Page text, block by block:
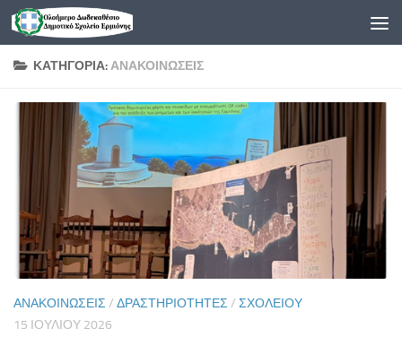
Skip to content
ΚΑΤΗΓΟΡΊΑ:ΑΝΑΚΟΙΝΏΣΕΙΣ
ΑΝΑΚΟΙΝΏΣΕΙΣ / ΔΡΑΣΤΗΡΙΌΤΗΤΕΣ / ΣΧΟΛΕΊΟΥ
15 ΙΟΥΛΊΟΥ 2026